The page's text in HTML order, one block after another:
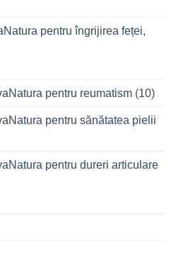
pentru îngrijirea feței,
pentru reumatism (10)
pentru sănătatea pielii
pentru dureri articulare